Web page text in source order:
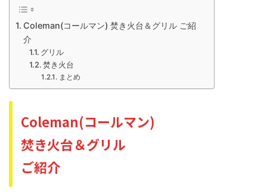
Coleman(コールマン) 焚き火台＆グリル ご紹
介
グリル
焚き火台
まとめ
Coleman(コールマン)
焚き火台＆グリル
ご紹介